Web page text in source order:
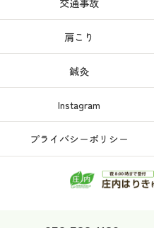
交通事故
肩こり
鍼灸
Instagram
プライバシーポリシー
© 2026 愛知県、名古屋市西区の接骨